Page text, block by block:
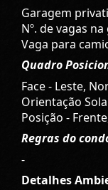
Garagem
Nº. de vagas
Vaga para
Quadro
Face - Leste,
Orientação
Posição -
Regras do
-
Detalhes